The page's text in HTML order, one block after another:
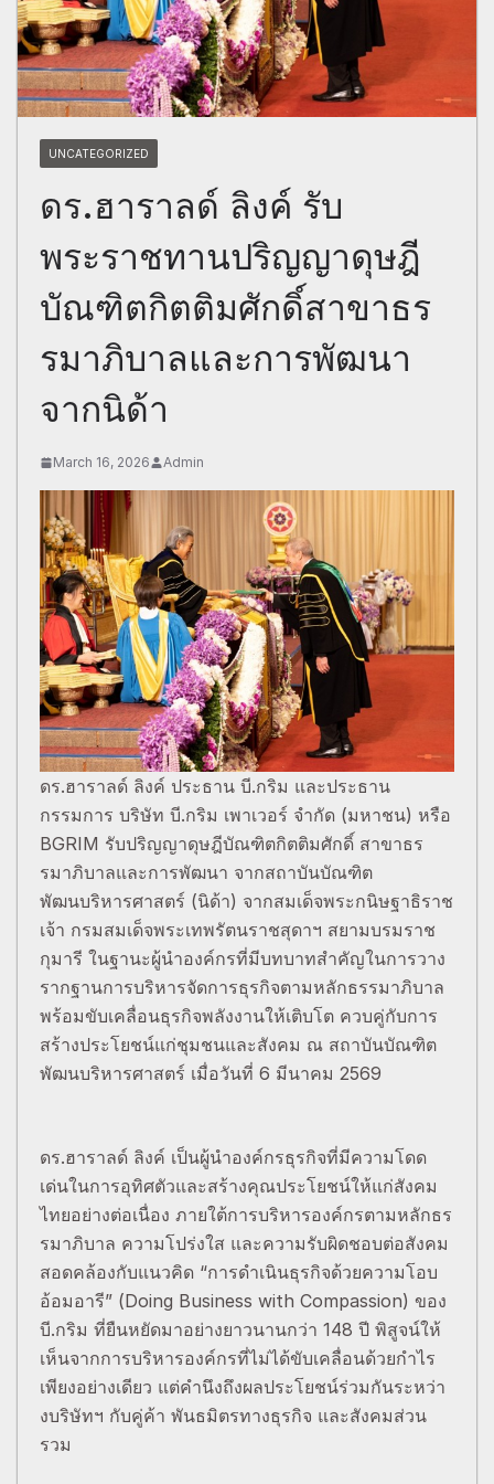
UNCATEGORIZED
ดร.ฮาราลด์ ลิงค์ รับ
พระราชทานปริญญาดุษฎี
บัณฑิตกิตติมศักดิ์สาขาธร
รมาภิบาลและการพัฒนา
จากนิด้า
March 16, 2026 Admin
ดร.ฮาราลด์ ลิงค์ ประธาน บี.กริม และประธาน
กรรมการ บริษัท บี.กริม เพาเวอร์ จำกัด (มหาชน) หรือ
BGRIM รับปริญญาดุษฎีบัณฑิตกิตติมศักดิ์ สาขาธร
รมาภิบาลและการพัฒนา จากสถาบันบัณฑิต
พัฒนบริหารศาสตร์ (นิด้า) จากสมเด็จพระกนิษฐาธิราช
เจ้า กรมสมเด็จพระเทพรัตนราชสุดาฯ สยามบรมราช
กุมารี ในฐานะผู้นำองค์กรที่มีบทบาทสำคัญในการวาง
รากฐานการบริหารจัดการธุรกิจตามหลักธรรมาภิบาล
พร้อมขับเคลื่อนธุรกิจพลังงานให้เติบโต ควบคู่กับการ
สร้างประโยชน์แก่ชุมชนและสังคม ณ สถาบันบัณฑิต
พัฒนบริหารศาสตร์ เมื่อวันที่ 6 มีนาคม 2569
ดร.ฮาราลด์ ลิงค์ เป็นผู้นำองค์กรธุรกิจที่มีความโดด
เด่นในการอุทิศตัวและสร้างคุณประโยชน์ให้แก่สังคม
ไทยอย่างต่อเนื่อง ภายใต้การบริหารองค์กรตามหลักธร
รมาภิบาล ความโปร่งใส และความรับผิดชอบต่อสังคม
สอดคล้องกับแนวคิด “การดำเนินธุรกิจด้วยความโอบ
อ้อมอารี” (Doing Business with Compassion) ของ
บี.กริม ที่ยืนหยัดมาอย่างยาวนานกว่า 148 ปี พิสูจน์ให้
เห็นจากการบริหารองค์กรที่ไม่ได้ขับเคลื่อนด้วยกำไร
เพียงอย่างเดียว แต่คำนึงถึงผลประโยชน์ร่วมกันระหว่า
งบริษัทฯ กับคู่ค้า พันธมิตรทางธุรกิจ และสังคมส่วน
รวม